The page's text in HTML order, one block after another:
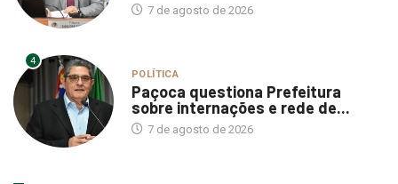
7 de agosto de 2026
4
POLÍTICA
Paçoca questiona Prefeitura
sobre internações e rede de...
7 de agosto de 2026